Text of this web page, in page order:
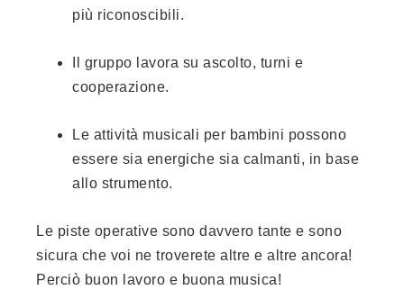
più riconoscibili.
Il gruppo lavora su ascolto, turni e
cooperazione.
Le attività musicali per bambini possono
essere sia energiche sia calmanti, in base
allo strumento.
Le piste operative sono davvero tante e sono
sicura che voi ne troverete altre e altre ancora!
Perciò buon lavoro e buona musica!